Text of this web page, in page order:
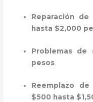
Reparación
hasta $2,000
Problemas de
pesos
Reemplazo
$500 hasta